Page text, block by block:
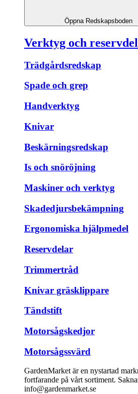
Öppna Redskapsboden
Verktyg och
Trädgårdsredskap
Spade och grep
Handverktyg
Knivar
Beskärningsredskap
Is och snöröjning
Maskiner och verktyg
Skadedjursbekämpning
Ergonomiska hjälpmedel
Reservdelar
Trimmertråd
Knivar gräsklippare
Tändstift
Motorsågskedjor
Motorsågssvärd
GardenMarket är en nystartad
fortfarande på vårt sortiment.
info@gardenmarket.se